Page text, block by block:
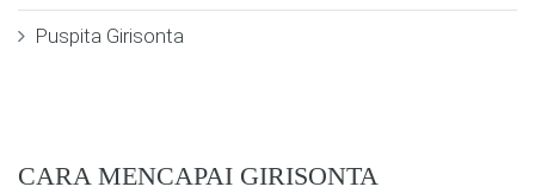
Puspita Girisonta
CARA MENCAPAI GIRISONTA